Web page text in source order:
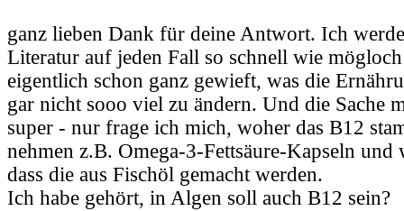
ganz lieben Dank für deine Antwort. Ich
Literatur auf jeden Fall so schnell wie
eigentlich schon ganz gewieft, was die
gar nicht sooo viel zu ändern. Und die Sache
super - nur frage ich mich, woher das B12
nehmen z.B. Omega-3-Fettsäure-Kapseln und
dass die aus Fischöl gemacht werden.
Ich habe gehört, in Algen soll auch B12 sein?